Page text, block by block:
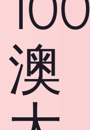
澳